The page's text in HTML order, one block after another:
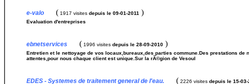
e-valo ( 1917 visites depuis le 09-01-2011 )
Evaluation d'entreprises
ebnetservices ( 1996 visites depuis le 28-09-2010 )
Entretien et le nettoyage de vos locaux,bureaux,des parties commune.Des prestations
attentes,pour nous chaque client est unique.Sur la rÃ©gion de Vesoul
EDES - Systemes de traitement general de l'eau. ( 2226 visites depuis le 15-03-